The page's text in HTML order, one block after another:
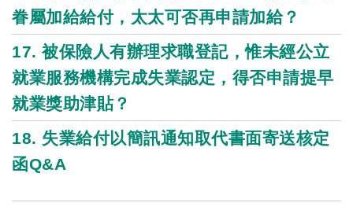
眷屬加給給付，太太可否再申請加給？
17. 被保險人有辦理求職登記，惟未經公立
就業服務機構完成失業認定，得否申請提早
就業獎助津貼？
18. 失業給付以簡訊通知取代書面寄送核定
函Q&A